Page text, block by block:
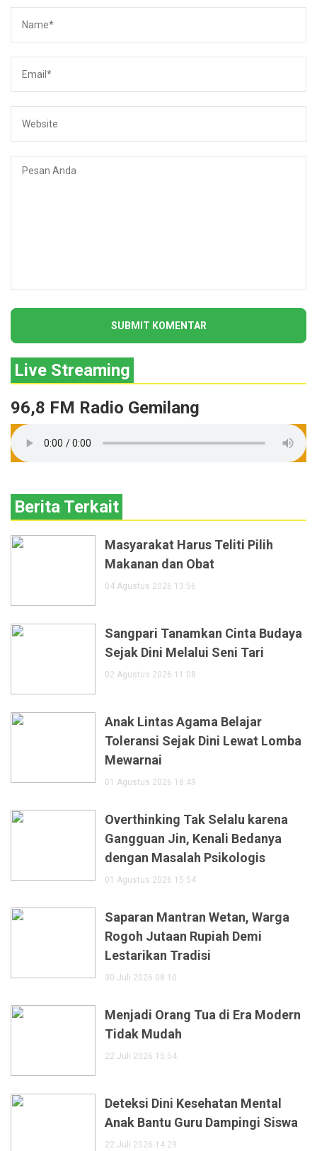
Live Streaming
96,8 FM Radio Gemilang
Berita Terkait
Masyarakat Harus Teliti Pilih
Makanan dan Obat
04 Agustus 2026 13:56
Sangpari Tanamkan Cinta Budaya
Sejak Dini Melalui Seni Tari
02 Agustus 2026 11:08
Anak Lintas Agama Belajar
Toleransi Sejak Dini Lewat Lomba
Mewarnai
01 Agustus 2026 18:49
Overthinking Tak Selalu karena
Gangguan Jin, Kenali Bedanya
dengan Masalah Psikologis
01 Agustus 2026 15:54
Saparan Mantran Wetan, Warga
Rogoh Jutaan Rupiah Demi
Lestarikan Tradisi
30 Juli 2026 08:10
Menjadi Orang Tua di Era Modern
Tidak Mudah
22 Juli 2026 15:54
Deteksi Dini Kesehatan Mental
Anak Bantu Guru Dampingi Siswa
22 Juli 2026 14:29